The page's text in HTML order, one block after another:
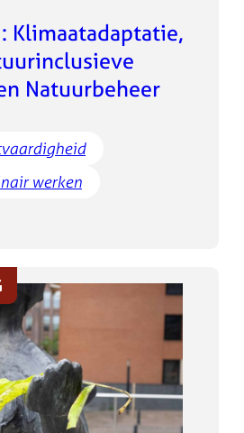
Klimaatadaptatie,
Natuurbeheer
werken